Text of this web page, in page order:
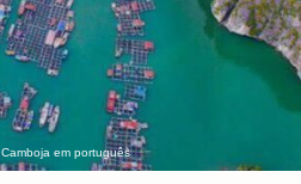
em português